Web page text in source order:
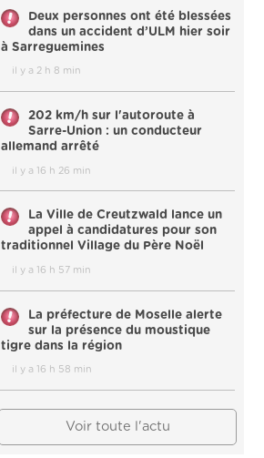
Deux personnes ont été blessées
dans un accident d’ULM hier soir
à Sarreguemines
il y a 2 h 8 min
202 km/h sur l'autoroute à
Sarre-Union : un conducteur
allemand arrêté
il y a 16 h 26 min
La Ville de Creutzwald lance un
appel à candidatures pour son
traditionnel Village du Père Noël
il y a 16 h 57 min
La préfecture de Moselle alerte
sur la présence du moustique
tigre dans la région
il y a 16 h 58 min
Voir toute l'actu